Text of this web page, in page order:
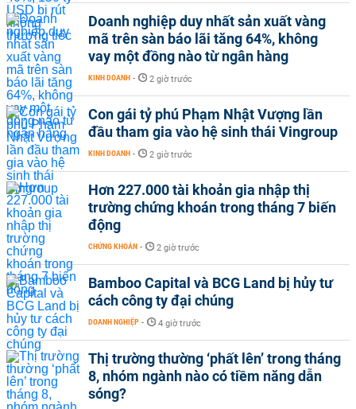
Doanh nghiệp duy nhất sản xuất vàng
mã trên sàn báo lãi tăng 64%, không
vay một đồng nào từ ngân hàng
KINH DOANH - 2 giờ trước
Con gái tỷ phú Phạm Nhật Vượng lần
đầu tham gia vào hệ sinh thái Vingroup
KINH DOANH - 2 giờ trước
Hơn 227.000 tài khoản gia nhập thị
trường chứng khoán trong tháng 7 biến
động
CHỨNG KHOÁN - 2 giờ trước
Bamboo Capital và BCG Land bị hủy tư
cách công ty đại chúng
DOANH NGHIỆP - 4 giờ trước
Thị trường thường ‘phất lên’ trong tháng
8, nhóm ngành nào có tiềm năng dẫn
sóng?